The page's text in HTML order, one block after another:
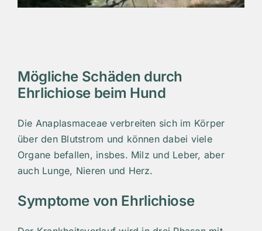
Mögliche Schäden durch
Ehrlichiose beim Hund
Die Anaplasmaceae verbreiten sich im Körper
über den Blutstrom und können dabei viele
Organe befallen, insbes. Milz und Leber, aber
auch Lunge, Nieren und Herz.
Symptome von Ehrlichiose